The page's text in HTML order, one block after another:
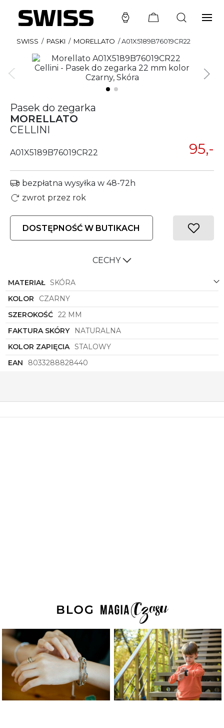
SWISS / PASKI / MORELLATO /A01X5189B76019CR22
Pasek do zegarka
MORELLATO
CELLINI
A01X5189B76019CR22 95,-
bezpłatna wysyłka w 48-72h
zwrot przez rok
DOSTĘPNOŚĆ W BUTIKACH
CECHY
MATERIAŁ SKÓRA
KOLOR
CZARNY
SZEROKOŚĆ 22 MM
FAKTURA SKÓRY
NATURALNA
KOLOR ZAPIĘCIA STALOWY
EAN
8033288828440